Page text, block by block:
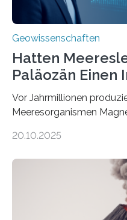
Geowissenschaften
Hatten
Paläozän Einen
Vor Jahrmillionen
Meeresorganismen
Sedimenten zu finden
Domänen auf einem
einer raffinierten
Röntgenquelle zu
diese Partikel es den
20.10.2025